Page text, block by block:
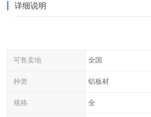
详细说明
可售卖地 全国
种类 铝板材
规格 全